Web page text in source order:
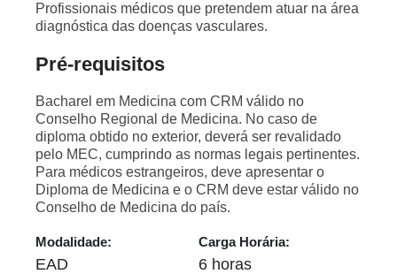
Profissionais médicos que pretendem atuar na área
diagnóstica das doenças vasculares.
Pré-requisitos
Bacharel em Medicina com CRM válido no
Conselho Regional de Medicina. No caso de
diploma obtido no exterior, deverá ser revalidado
pelo MEC, cumprindo as normas legais pertinentes.
Para médicos estrangeiros, deve apresentar o
Diploma de Medicina e o CRM deve estar válido no
Conselho de Medicina do país.
Modalidade:
EAD
Carga Horária:
6 horas